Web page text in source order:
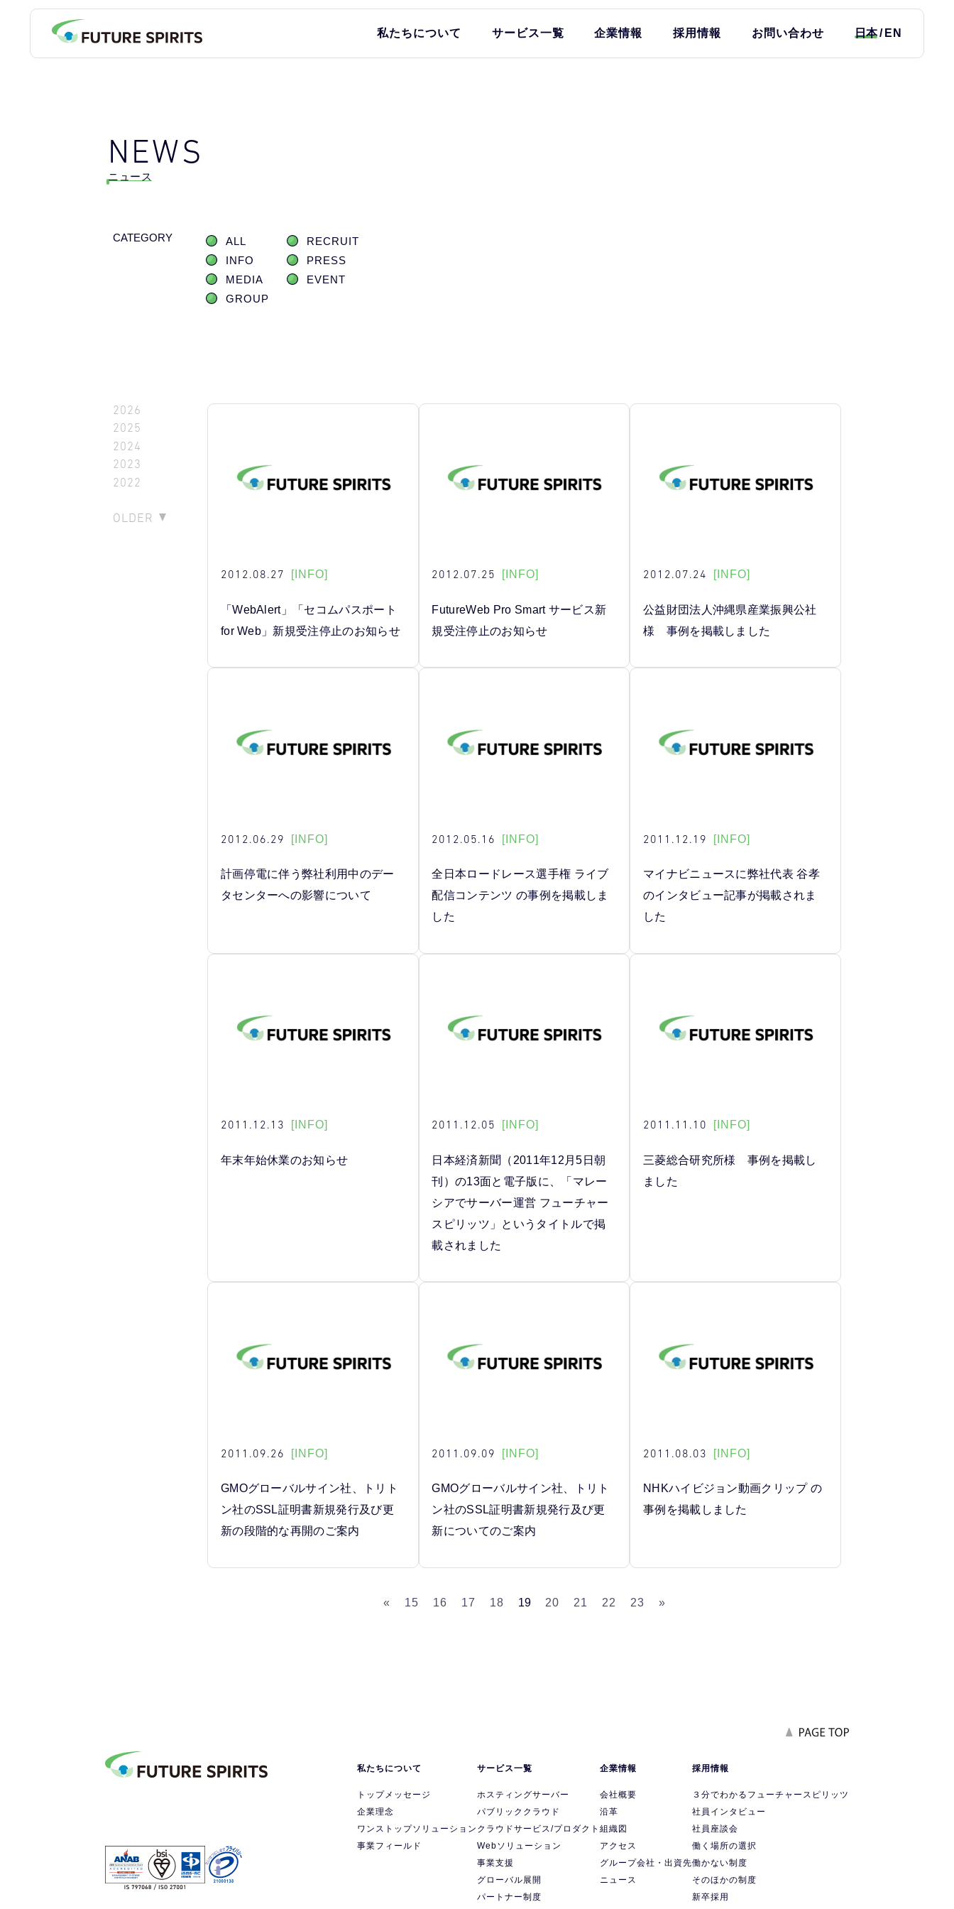
私たちについて サービス一覧 企業情報 採用情報 お問い合わせ 日本 EN
NEWS
ニュース
CATEGORY ALL
RECRUIT
INFO
PRESS
MEDIA
EVENT
GROUP
2026
2025
2024
2023
2022
OLDER
2012.08.27 [INFO]
「WebAlert」「セコムパスポート
for Web」新規受注停止のお知らせ
2012.07.25 [INFO]
FutureWeb Pro Smart サービス新
規受注停止のお知らせ
2012.07.24 [INFO]
公益財団法人沖縄県産業振興公社
様 事例を掲載しました
2012.06.29 [INFO]
計画停電に伴う弊社利用中のデー
タセンターへの影響について
2012.05.16 [INFO]
全日本ロードレース選手権 ライブ
配信コンテンツ の事例を掲載しま
した
2011.12.19 [INFO]
マイナビニュースに弊社代表 谷孝
のインタビュー記事が掲載されま
した
2011.12.13 [INFO]
年末年始休業のお知らせ
2011.12.05 [INFO]
日本経済新聞（2011年12月5日朝
刊）の13面と電子版に、「マレー
シアでサーバー運営 フューチャー
スピリッツ」というタイトルで掲
載されました
2011.11.10 [INFO]
三菱総合研究所様 事例を掲載し
ました
2011.09.26 [INFO]
GMOグローバルサイン社、トリト
ン社のSSL証明書新規発行及び更
新の段階的な再開のご案内
2011.09.09 [INFO]
GMOグローバルサイン社、トリト
ン社のSSL証明書新規発行及び更
新についてのご案内
2011.08.03 [INFO]
NHKハイビジョン動画クリップ の
事例を掲載しました
« 15 16 17 18 19 20 21 22 23 »
私たちについて
トップメッセージ
企業理念
ワンストップソリューション
事業フィールド
サービス一覧
ホスティングサーバー
パブリッククラウド
クラウドサービス/プロダクト
Webソリューション
事業支援
グローバル展開
パートナー制度
企業情報
会社概要
沿革
組織図
アクセス
グループ会社・出資先
ニュース
採用情報
３分でわかるフューチャースピリッツ
社員インタビュー
社員座談会
働く場所の選択
働かない制度
そのほかの制度
新卒採用